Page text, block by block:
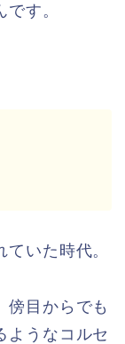
す。
いた時代。
傍目からでも
ようなコルセ